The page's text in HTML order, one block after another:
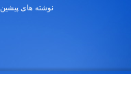
نوشته های پیشین